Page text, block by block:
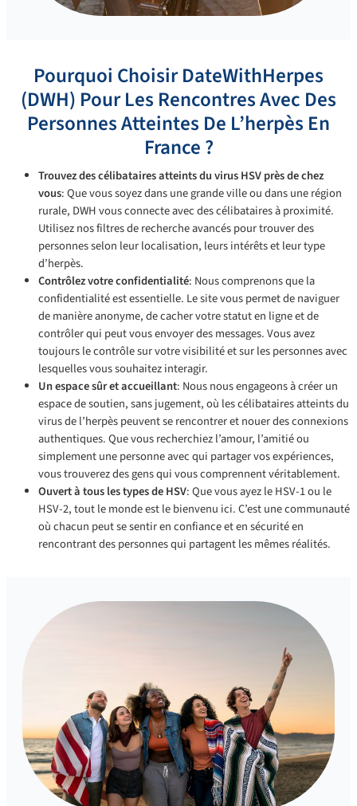
Pourquoi Choisir DateWithHerpes
(DWH) Pour Les Rencontres Avec Des
Personnes Atteintes De L’herpès En
France ?
Trouvez des célibataires atteints du virus HSV près de chez
vous: Que vous soyez dans une grande ville ou dans une région
rurale, DWH vous connecte avec des célibataires à proximité.
Utilisez nos filtres de recherche avancés pour trouver des
personnes selon leur localisation, leurs intérêts et leur type
d’herpès.
Contrôlez votre confidentialité: Nous comprenons que la
confidentialité est essentielle. Le site vous permet de naviguer
de manière anonyme, de cacher votre statut en ligne et de
contrôler qui peut vous envoyer des messages. Vous avez
toujours le contrôle sur votre visibilité et sur les personnes avec
lesquelles vous souhaitez interagir.
Un espace sûr et accueillant: Nous nous engageons à créer un
espace de soutien, sans jugement, où les célibataires atteints du
virus de l’herpès peuvent se rencontrer et nouer des connexions
authentiques. Que vous recherchiez l’amour, l’amitié ou
simplement une personne avec qui partager vos expériences,
vous trouverez des gens qui vous comprennent véritablement.
Ouvert à tous les types de HSV: Que vous ayez le HSV-1 ou le
HSV-2, tout le monde est le bienvenu ici. C’est une communauté
où chacun peut se sentir en confiance et en sécurité en
rencontrant des personnes qui partagent les mêmes réalités.